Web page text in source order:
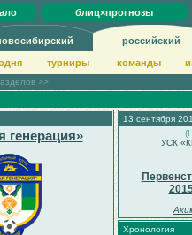
блиц×прогнозы
российский
турниры команды
>>
генерация»
13 сентября
УСК
Хронология